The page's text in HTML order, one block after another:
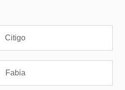
Citigo
Fabia